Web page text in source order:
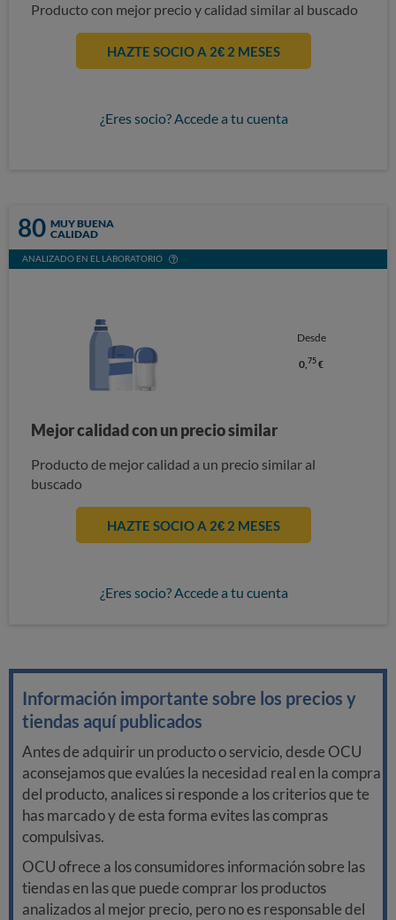
Producto con mejor precio y calidad similar al buscado
HAZTE SOCIO A 2€ 2 MESES
¿Eres socio? Accede a tu cuenta
80 MUY BUENA
CALIDAD
ANALIZADO EN EL LABORATORIO
Desde
0, 75 €
Mejor calidad con un precio similar
Producto de mejor calidad a un precio similar al
buscado
HAZTE SOCIO A 2€ 2 MESES
¿Eres socio? Accede a tu cuenta
Información importante sobre los precios y
tiendas aquí publicados
Antes de adquirir un producto o servicio, desde OCU
aconsejamos que evalúes la necesidad real en la compra
del producto, analices si responde a los criterios que te
has marcado y de esta forma evites las compras
compulsivas.
OCU ofrece a los consumidores información sobre las
tiendas en las que puede comprar los productos
analizados al mejor precio, pero no es responsable del